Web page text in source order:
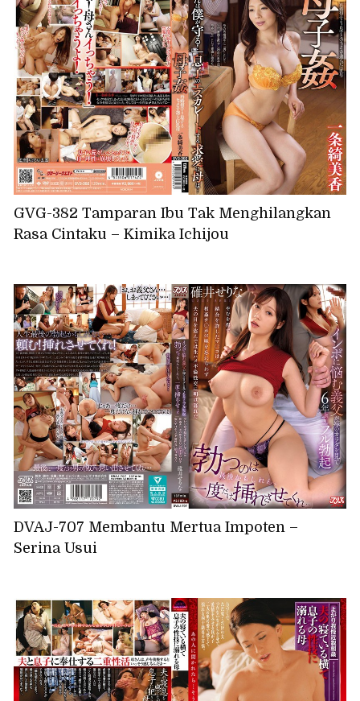
GVG-382 Tamparan Ibu Tak Menghilangkan
Rasa Cintaku – Kimika Ichijou
DVAJ-707 Membantu Mertua Impoten –
Serina Usui